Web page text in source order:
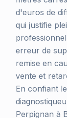
d'euros de
qui justifie
erreur de
remise en
vente et
En confiant
Perpignan à